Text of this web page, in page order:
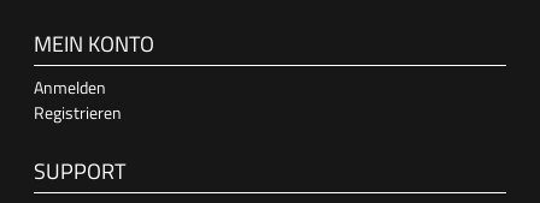
MEIN KONTO
Anmelden
Registrieren
SUPPORT